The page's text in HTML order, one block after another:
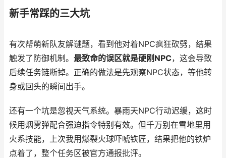
新手常踩的三大坑
有次帮萌新队友解谜题，看到他对着NPC疯狂砍劈，结果
触发了防御机制。 最致命的误区就是硬刚NPC，这会导致
后续任务链断掉。正确的做法是先观察NPC状态，等他转
身或回头的瞬间出手。
还有一个坑是忽视天气系统。暴雨天NPC行动迟缓，这时
候用烟雾弹配合强迫指令特别有效。但千万别在雪地里用
火系技能，上次我用爆裂火球吓唬铁匠，结果把他的铁炉
点着了，整个任务区被官方通报批评。